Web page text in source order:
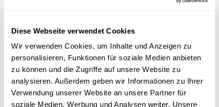
Diese Webseite verwendet Cookies
Wir verwenden Cookies, um Inhalte und Anzeigen zu
personalisieren, Funktionen für soziale Medien anbieten
zu können und die Zugriffe auf unsere Website zu
analysieren. Außerdem geben wir Informationen zu Ihrer
Verwendung unserer Website an unsere Partner für
soziale Medien, Werbung und Analysen weiter. Unsere
Forschung für personalisierte
Behandlungsmethoden von Parkinson-
Patienten
Anne Grünewald und ihr Team erforschen mit Hilfe von
Immunofluoreszenz,die Schädigung von Nervenzellen bei
Parkinson-Pa...